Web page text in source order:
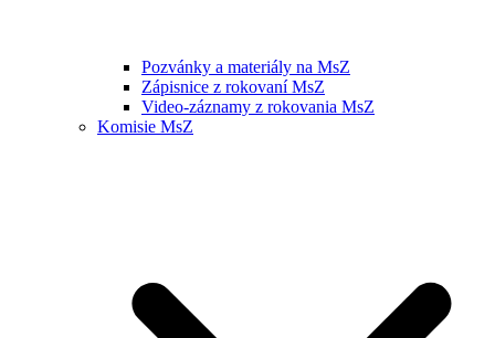
Pozvánky a materiály na MsZ
Zápisnice z rokovaní MsZ
Video-záznamy z rokovania MsZ
Komisie MsZ